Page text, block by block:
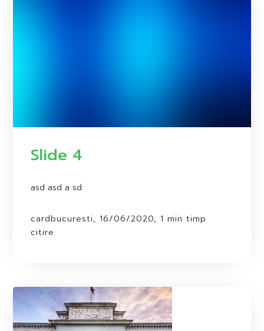
Slide 4
asd asd a sd
cardbucuresti, 16/06/2020, 1 min timp
citire